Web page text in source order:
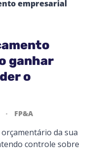
ganhar
o
FP&A
da sua
controle sobre